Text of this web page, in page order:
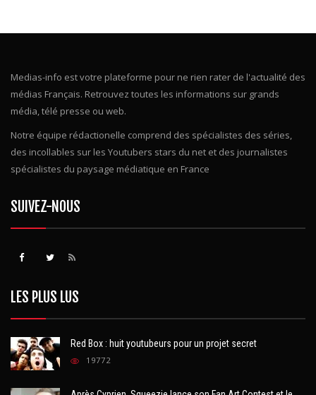
Medias-info est votre plateforme pour ne rien rater de l'actualité des
médias Français. Retrouvez toutes les informations sur grands
média, télé presse ou web.
Notre équipe rédactionelle comprend des spécialistes des séries,
des incollables sur les Youtubers stars du net et des journalistes
spécialistes du paysage médiatique en France
SUIVEZ-NOUS
LES PLUS LUS
Red Box : huit youtubeurs pour un projet secret
19772